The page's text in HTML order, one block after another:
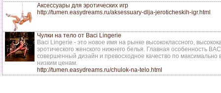
Аксессуары для эротических игр
http://tumen.easydreams.ru/aksessuary-dlja-jeroticheskih-igr.html
Чулки на тело от Baci Lingerie
Baci Lingerie - это новое имя на рынке высококлассного,
эротического женского нижнего белья. Главная особенность
совершенный дизайн и превосходное качество по
низким ценам.
http://tumen.easydreams.ru/chulok-na-telo.html